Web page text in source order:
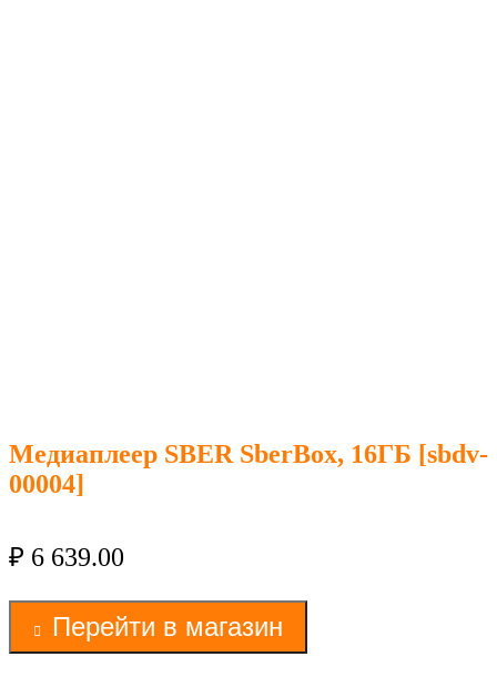
Медиаплеер SBER SberBox, 16ГБ [sbdv-
00004]
₽ 6 639.00
Перейти в магазин